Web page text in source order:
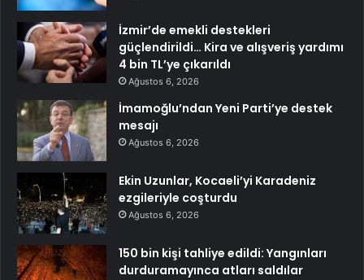
İzmir’de emekli destekleri
güçlendirildi… Kira ve alışveriş yardımı
4 bin TL’ye çıkarıldı
Ağustos 6, 2026
İmamoğlu’ndan Yeni Parti’ye destek
mesajı
Ağustos 6, 2026
Ekin Uzunlar, Kocaeli’yi Karadeniz
ezgileriyle coşturdu
Ağustos 6, 2026
150 bin kişi tahliye edildi: Yangınları
durduramayınca atları saldılar